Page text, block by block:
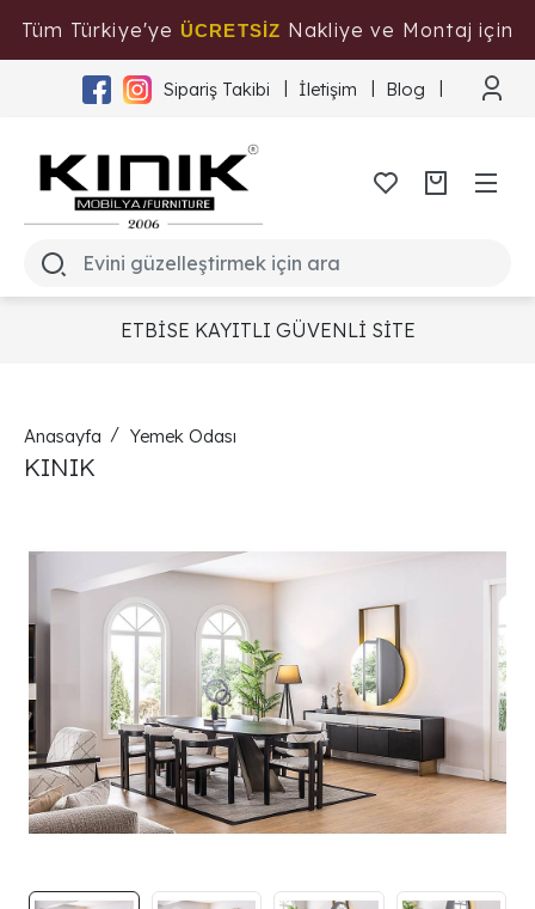
Tüm Türkiye'ye ÜCRETSİZ Nakliye ve Montaj için
Tıklayınız
Sipariş Takibi İletişim Blog
ETBİSE KAYITLI GÜVENLİ SİTE
Anasayfa Yemek Odası
KINIK